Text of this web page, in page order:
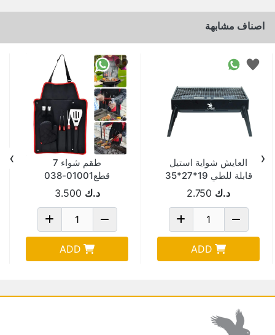
اصناف مشابهة
العايش شواية استيل
قابلة للطي 19*27*35
سم YF-HG01
د.ك 2.750
ADD
طقم شواء 7
قطع01001-038
د.ك 3.500
ADD
‹
›